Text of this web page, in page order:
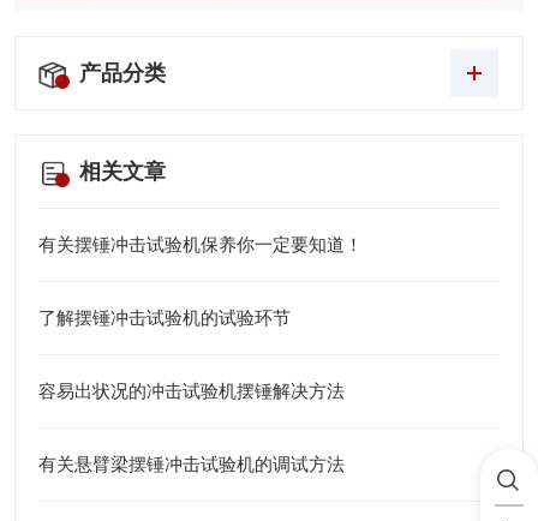
产品分类
相关文章
有关摆锤冲击试验机保养你一定要知道！
了解摆锤冲击试验机的试验环节
容易出状况的冲击试验机摆锤解决方法
有关悬臂梁摆锤冲击试验机的调试方法